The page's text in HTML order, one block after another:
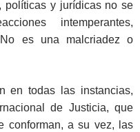
políticas y jurídicas no se
intemperantes,
es una malcriadez o
en todas las instancias,
de Justicia, que
conforman, a su vez, las